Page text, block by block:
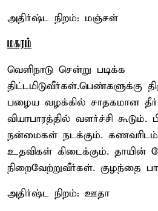
அதிர்ஷ்ட நிறம்: மஞ்சள்
மகரம்
வெளிநாடு சென்று படிக்க
திட்டமிடுவீர்கள்.பெண்களுக்கு
பழைய வழக்கில் சாதகமான
வியாபாரத்தில் வளர்ச்சி
நன்மைகள் நடக்கும். கணவரிடம்
உதவிகள் கிடைக்கும். தாயின்
நிறைவேற்றுவீர்கள். குழந்தை
அதிர்ஷ்ட நிறம்: ஊதா